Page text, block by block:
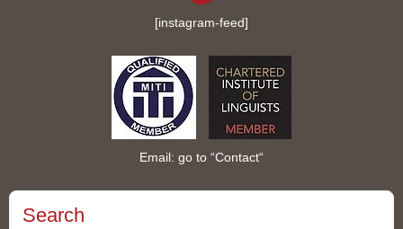
[instagram-feed]
Email: go to “Contact“
Search